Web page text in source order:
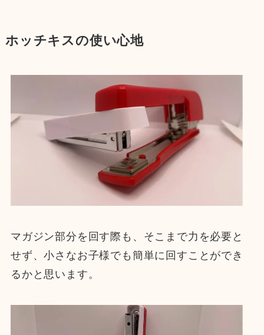
ホッチキスの使い心地
マガジン部分を回す際も、そこまで力を必要と
せず、小さなお子様でも簡単に回すことができ
るかと思います。